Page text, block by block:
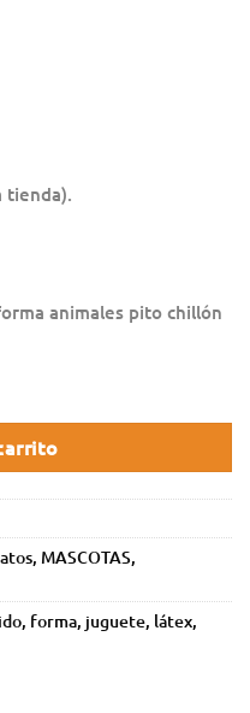
tienda).
animales pito chillón
, MASCOTAS,
, forma, juguete, látex,